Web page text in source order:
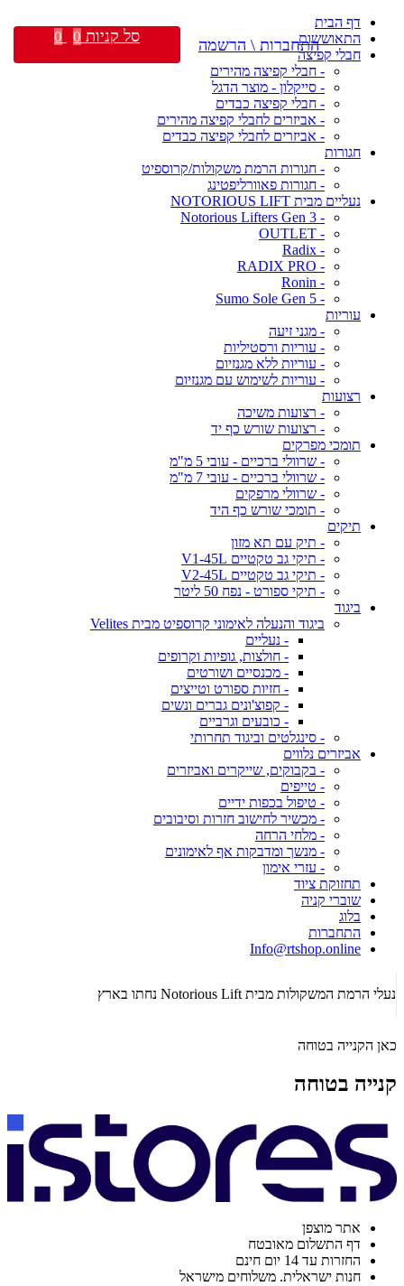
דף הבית
התאוששות
חבלי קפיצה
- חבלי קפיצה מהירים
- סייקלון - מוצר הדגל
- חבלי קפיצה כבדים
- אביזרים לחבלי קפיצה מהירים
- אביזרים לחבלי קפיצה כבדים
חגורות
- חגורות הרמת משקולות/קרוספיט
- חגורות פאוורליפטינג
נעליים מבית NOTORIOUS LIFT
- Notorious Lifters Gen 3
- OUTLET
- Radix
- RADIX PRO
- Ronin
- Sumo Sole Gen 5
עוריות
- מגני זיעה
- עוריות ורסטיליות
- עוריות ללא מגנזיום
- עוריות לשימוש עם מגנזיום
רצועות
- רצועות משיכה
- רצועות שורש כף יד
תומכי מפרקים
- שרוולי ברכיים - עובי 5 מ"מ
- שרוולי ברכיים - עובי 7 מ"מ
- שרוולי מרפקים
- תומכי שורש כף היד
תיקים
- תיק עם תא מזון
- תיקי גב טקטיים V1-45L
- תיקי גב טקטיים V2-45L
- תיקי ספורט - נפח 50 ליטר
ביגוד
ביגוד והנעלה לאימוני קרוספיט מבית Velites
- נעליים
- חולצות, גופיות וקרופים
- מכנסיים ושורטים
- חזיות ספורט וטייצים
- קפוצ'ונים גברים ונשים
- כובעים וגרביים
- סינגלטים וביגוד תחרותי
אביזרים נלווים
- בקבוקים, שייקרים ואביזרים
- טייפים
- טיפול בכפות ידיים
- מכשיר לחישוב חזרות וסיבובים
- מלחי הרחה
- מנשך ומדבקות אף לאימונים
- עזרי אימון
תחזוקת ציוד
שוברי קניה
בלוג
התחברות
Info@rtshop.online
נעלי הרמת המשקולות מבית Notorious Lift נחתו בארץ
כאן הקנייה בטוחה
קנייה בטוחה
אתר מוצפן
דף התשלום מאובטח
החזרות עד 14 יום חינם
חנות ישראלית. משלוחים מישראל
התחברות \ הרשמה סל קניות 0
0